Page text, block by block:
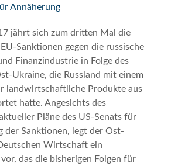
Annäherung
jährt sich zum dritten Mal die
Sanktionen gegen die russische
Finanzindustrie in Folge des
Ukraine, die Russland mit einem
landwirtschaftliche Produkte aus
hatte. Angesichts des
Pläne des US-Senats für
der Sanktionen, legt der Ost-
Wirtschaft ein
das die bisherigen Folgen für